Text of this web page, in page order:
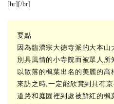
[hr][/hr]
要點
因為臨濟宗大徳寺派的大本山
別具風情的小寺院而被眾人
以散落的楓葉出名的美麗的
來訪之時,一定能欣賞到具有
道路和庭園裡到處被鮮紅的楓